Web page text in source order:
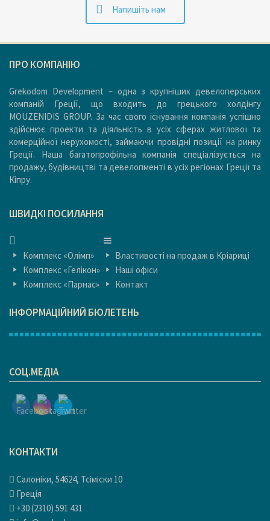
Напишіть нам
ПРО КОМПАНІЮ
Grekodom Development – одна з крупніших девелоперських
компаній Греції, що входить до грецького холдінгу
MOUZENIDIS GROUP. За час свого існування компанія успішно
здійснює проекти та діяльність в усіх сферах житлової та
комерційної нерухомості, займаючи провідні позиції на ринку
Греції. Наша багатопрофільна компанія спеціалізується на
продажу, будівництві та девелопменті в усіх регіонах Греції та
Кіпру.
ШВИДКІ ПОСИЛАННЯ
Комплекс «Олімп»
Комплекс «Гелікон»
Комплекс «Парнас»
Властивості на продаж в Кріариці
Наші офіси
Контакт
ІНФОРМАЦІЙНИЙ БЮЛЕТЕНЬ
СОЦ.МЕДІА
КОНТАКТИ
Салоніки, 54624, Тсіміски 10
Греція
+30 (2310) 591 431